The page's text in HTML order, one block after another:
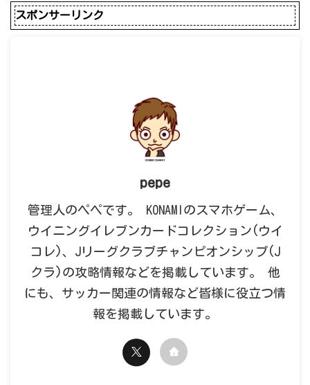
スポンサーリンク
pepe
管理人のペペです。 KONAMIのスマホゲーム、
ウイニングイレブンカードコレクション(ウイ
コレ)、Jリーグクラブチャンピオンシップ(J
クラ)の攻略情報などを掲載しています。 他
にも、サッカー関連の情報など皆様に役立つ情
報を掲載しています。